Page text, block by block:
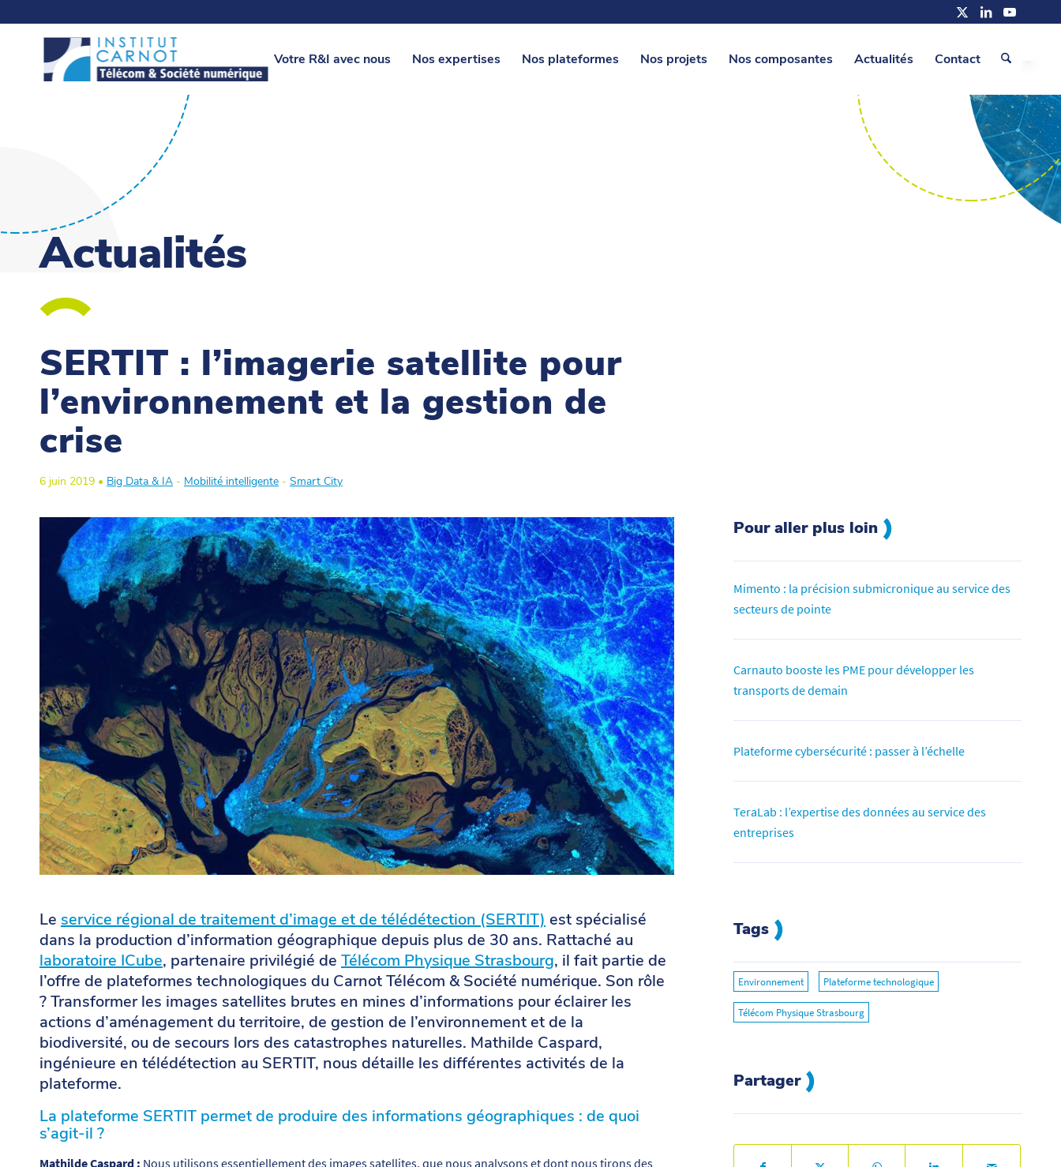
Votre R&I avec nous Nos expertises Nos plateformes Nos projets Nos composantes Actualités Contact
Actualités
SERTIT : l’imagerie satellite pour
l’environnement et la gestion de
crise
6 juin 2019 • Big Data & IA - Mobilité intelligente - Smart City
Le service régional de traitement d’image et de télédétection (SERTIT) est spécialisé
dans la production d’information géographique depuis plus de 30 ans. Rattaché au
laboratoire ICube, partenaire privilégié de Télécom Physique Strasbourg, il fait partie de
l’offre de plateformes technologiques du Carnot Télécom & Société numérique. Son rôle
? Transformer les images satellites brutes en mines d’informations pour éclairer les
actions d’aménagement du territoire, de gestion de l’environnement et de la
biodiversité, ou de secours lors des catastrophes naturelles. Mathilde Caspard,
ingénieure en télédétection au SERTIT, nous détaille les différentes activités de la
plateforme.
La plateforme SERTIT permet de produire des informations géographiques : de quoi
s’agit-il ?
Mathilde Caspard : Nous utilisons essentiellement des images satellites, que nous analysons et dont nous tirons des
Pour aller plus loin
Mimento : la précision submicronique au service des
secteurs de pointe
Carnauto booste les PME pour développer les
transports de demain
Plateforme cybersécurité : passer à l’échelle
TeraLab : l’expertise des données au service des
entreprises
Tags
Environnement Plateforme technologique
Télécom Physique Strasbourg
Partager